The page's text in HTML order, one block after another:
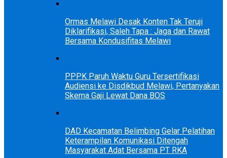
Ormas Melawi Desak Konten Tak Teruji
Diklarifikasi, Saleh Tapa : Jaga dan Rawat
Bersama Kondusifitas Melawi
PPPK Paruh Waktu Guru Tersertifikasi
Audiensi ke Disdikbud Melawi, Pertanyakan
Skema Gaji Lewat Dana BOS
DAD Kecamatan Belimbing Gelar Pelatihan
Keterampilan Komunikasi Ditengah
Masyarakat Adat Bersama PT RKA